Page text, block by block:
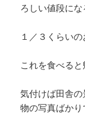
ろしい値段に
１／３くらい
これを食べると
気付けば田舎
物の写真ばかり